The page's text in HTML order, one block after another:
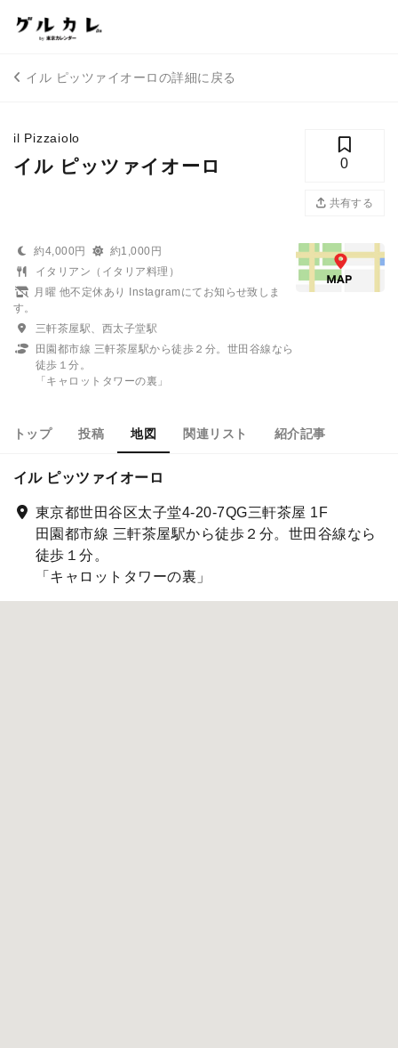
イル ピッツァイオーロの詳細に戻る
il Pizzaiolo
イル ピッツァイオーロ 0
共有する
約4,000円
約1,000円
イタリアン（イタリア料理）
月曜 他不定休あり Instagramにてお知らせ致しま
す。
三軒茶屋駅、西太子堂駅
田園都市線 三軒茶屋駅から徒歩２分。世田谷線なら
徒歩１分。
「キャロットタワーの裏」
トップ 投稿 地図 関連リスト 紹介記事
イル ピッツァイオーロ
東京都世田谷区太子堂4-20-7QG三軒茶屋 1F
田園都市線 三軒茶屋駅から徒歩２分。世田谷線なら
徒歩１分。
「キャロットタワーの裏」